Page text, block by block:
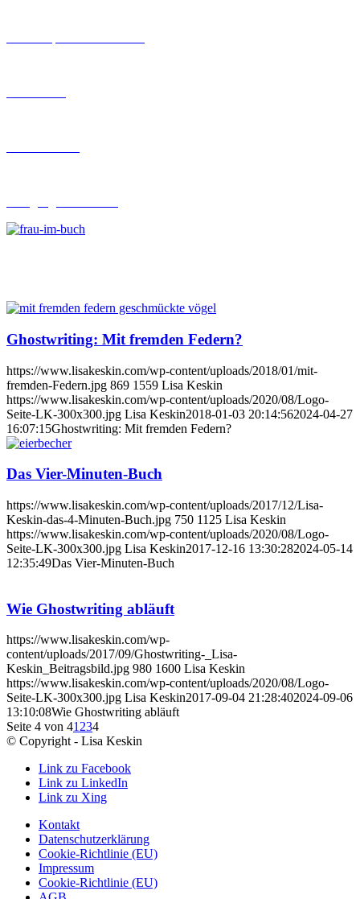
Ghostwriting: Mit fremden Federn?
https://www.lisakeskin.com/wp-content/uploads/2018/01/mit-
fremden-Federn.jpg 869 1559 Lisa Keskin
https://www.lisakeskin.com/wp-content/uploads/2020/08/Logo-
Seite-LK-300x300.jpg Lisa Keskin2018-01-03 20:14:562024-04-27
16:07:15Ghostwriting: Mit fremden Federn?
Das Vier-Minuten-Buch
https://www.lisakeskin.com/wp-content/uploads/2017/12/Lisa-
Keskin-das-4-Minuten-Buch.jpg 750 1125 Lisa Keskin
https://www.lisakeskin.com/wp-content/uploads/2020/08/Logo-
Seite-LK-300x300.jpg Lisa Keskin2017-12-16 13:30:282024-05-14
12:35:49Das Vier-Minuten-Buch
Wie Ghostwriting abläuft
https://www.lisakeskin.com/wp-
content/uploads/2017/09/Ghostwriting-_Lisa-
Keskin_Beitragsbild.jpg 980 1600 Lisa Keskin
https://www.lisakeskin.com/wp-content/uploads/2020/08/Logo-
Seite-LK-300x300.jpg Lisa Keskin2017-09-04 21:28:402024-09-06
13:10:08Wie Ghostwriting abläuft
Seite 4 von 41234
© Copyright - Lisa Keskin
Link zu Facebook
Link zu LinkedIn
Link zu Xing
Kontakt
Datenschutzerklärung
Cookie-Richtlinie (EU)
Impressum
Cookie-Richtlinie (EU)